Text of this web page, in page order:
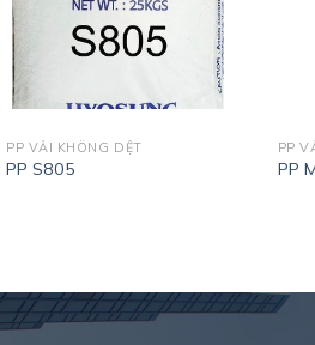
PP VẢI KHÔNG DỆT
PP S805
PP
PP